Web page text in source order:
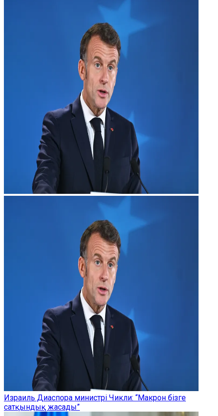
Израиль Диаспора министрі Чикли: “Макрон бізге
сатқындық жасады”